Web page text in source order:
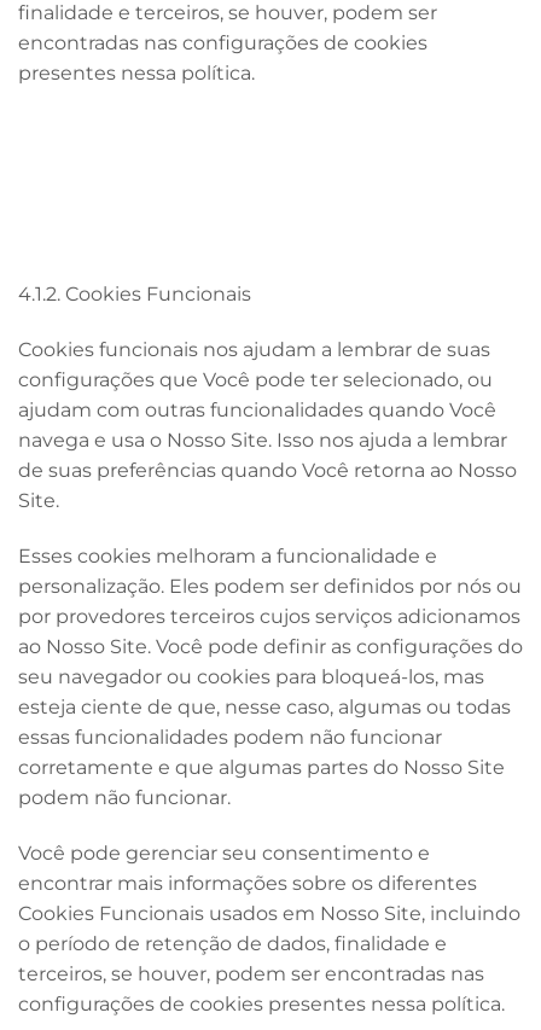
finalidade e terceiros, se houver, podem ser
encontradas nas configurações de cookies
presentes nessa política.
4.1.2. Cookies Funcionais
Cookies funcionais nos ajudam a lembrar de suas
configurações que Você pode ter selecionado, ou
ajudam com outras funcionalidades quando Você
navega e usa o Nosso Site. Isso nos ajuda a lembrar
de suas preferências quando Você retorna ao Nosso
Site.
Esses cookies melhoram a funcionalidade e
personalização. Eles podem ser definidos por nós ou
por provedores terceiros cujos serviços adicionamos
ao Nosso Site. Você pode definir as configurações do
seu navegador ou cookies para bloqueá-los, mas
esteja ciente de que, nesse caso, algumas ou todas
essas funcionalidades podem não funcionar
corretamente e que algumas partes do Nosso Site
podem não funcionar.
Você pode gerenciar seu consentimento e
encontrar mais informações sobre os diferentes
Cookies Funcionais usados em Nosso Site, incluindo
o período de retenção de dados, finalidade e
terceiros, se houver, podem ser encontradas nas
configurações de cookies presentes nessa política.